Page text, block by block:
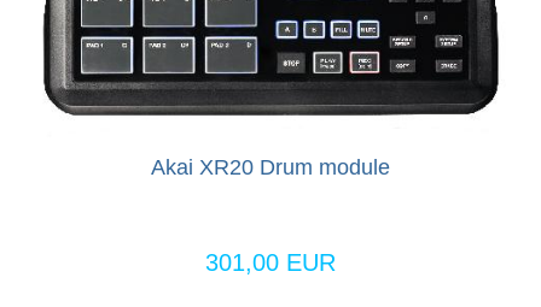
Akai XR20 Drum module
301,00 EUR